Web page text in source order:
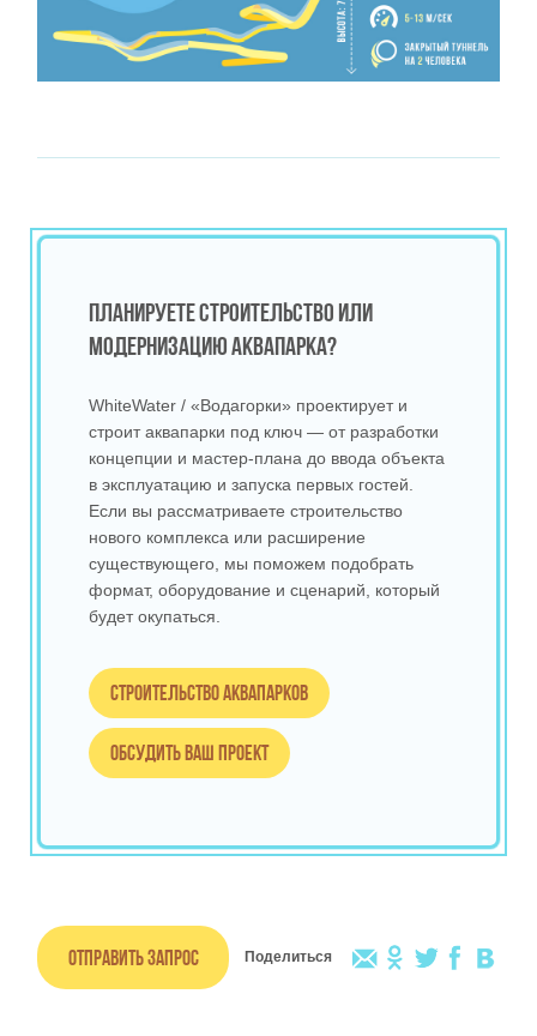
ПЛАНИРУЕТЕ СТРОИТЕЛЬСТВО ИЛИ
МОДЕРНИЗАЦИЮ АКВАПАРКА?
WhiteWater / «Водагорки» проектирует и
строит аквапарки под ключ — от разработки
концепции и мастер‑плана до ввода объекта
в эксплуатацию и запуска первых гостей.
Если вы рассматриваете строительство
нового комплекса или расширение
существующего, мы поможем подобрать
формат, оборудование и сценарий, который
будет окупаться.
Строительство аквапарков
Обсудить ваш проект
Отправить запрос Поделиться